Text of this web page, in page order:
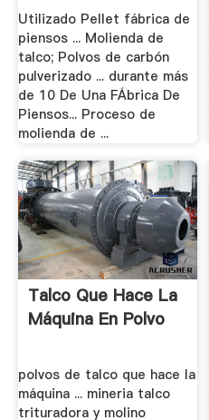
Utilizado Pellet fábrica de
piensos ... Molienda de
talco; Polvos de carbón
pulverizado ... durante más
de 10 De Una FÁbrica De
Piensos... Proceso de
molienda de ...
Talco Que Hace La
Máquina En Polvo
polvos de talco que hace la
máquina ... mineria talco
trituradora y molino